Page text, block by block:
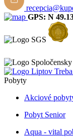
GPS: N
Pobyty
Akciové
Pobyt Senior
Aqua - vital